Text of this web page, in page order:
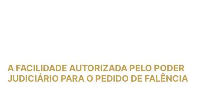
A FACILIDADE AUTORIZADA PELO PODER
JUDICIÁRIO PARA O PEDIDO DE FALÊNCIA